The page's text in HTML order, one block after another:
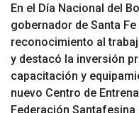
En el Día Nacional del
gobernador de Santa
reconocimiento al
y destacó la inversión
capacitación y
nuevo Centro de
Federación